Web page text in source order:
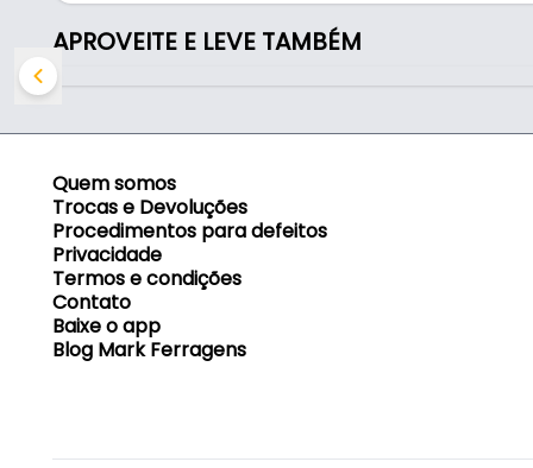
APROVEITE E LEVE TAMBÉM
Quem somos
Trocas e Devoluções
Procedimentos para defeitos
Privacidade
Termos e condições
Contato
Baixe o app
Blog Mark Ferragens